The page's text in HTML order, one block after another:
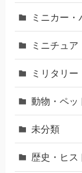
ミニカー
ミニチュア
ミリタリー
動物・ペッ
未分類
歴史・ヒス